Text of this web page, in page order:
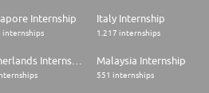
Internship
internships
Italy Internship
1.217 internships
Malaysia Internship
551 internships